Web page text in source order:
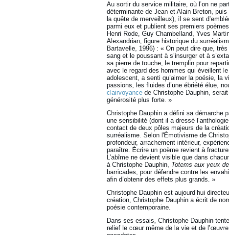
Au sortir du service militaire, où l’on ne
déterminante de Jean et Alain Breton,
la quête de merveilleux), il se sent
parmi eux et publient ses premiers
Henri Rode, Guy Chambelland, Yves
Alexandrian, figure historique du
Bartavelle, 1996) : « On peut dire que,
sang et le poussant à s’insurger et à
sa pierre de touche, le tremplin pour
avec le regard des hommes qui éveillent
adolescent, a senti qu’aimer la poésie, la
passions, les fluides d’une ébriété élue,
clairvoyance de Christophe Dauphin,
générosité plus forte. »
Christophe Dauphin a défini sa démarche
une sensibilité (dont il a dressé
contact de deux pôles majeurs de la
surréalisme. Selon l'Émotivisme de
profondeur, arrachement intérieur,
paraître. Écrire un poème revient à
L’abîme ne devient visible que dans
à Christophe Dauphin, Totems aux yeux
barricades, pour défendre contre les
afin d’obtenir des effets plus grands. »
Christophe Dauphin est aujourd’hui
création, Christophe Dauphin a écrit de
poésie contemporaine.
Dans ses essais, Christophe Dauphin
relief le cœur même de la vie et de